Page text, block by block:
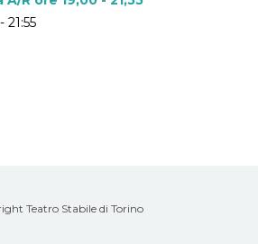
Teatro Stabile di Torino